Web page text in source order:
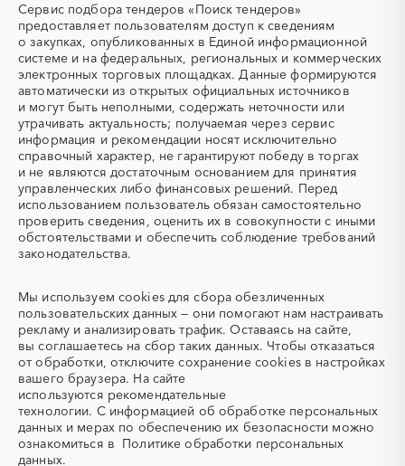
Сервис подбора тендеров «Поиск тендеров»
предоставляет пользователям доступ к сведениям
о закупках, опубликованных в Единой информационной
системе и на федеральных, региональных и коммерческих
электронных торговых площадках. Данные формируются
автоматически из открытых официальных источников
и могут быть неполными, содержать неточности или
утрачивать актуальность; получаемая через сервис
информация и рекомендации носят исключительно
справочный характер, не гарантируют победу в торгах
и не являются достаточным основанием для принятия
управленческих либо финансовых решений. Перед
использованием пользователь обязан самостоятельно
проверить сведения, оценить их в совокупности с иными
обстоятельствами и обеспечить соблюдение требований
законодательства.
Мы используем cookies для сбора обезличенных
пользовательских данных — они помогают нам настраивать
рекламу и анализировать трафик. Оставаясь на сайте,
вы соглашаетесь на сбор таких данных. Чтобы отказаться
от обработки, отключите сохранение cookies в настройках
вашего браузера. На сайте
используются рекомендательные
технологии. С информацией об обработке персональных
данных и мерах по обеспечению их безопасности можно
ознакомиться в Политике обработки персональных
данных.